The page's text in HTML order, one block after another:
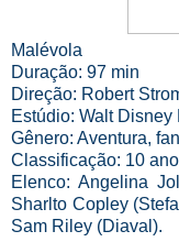
Malévola
Duração: 97 min
Direção: Robert
Estúdio: Walt Disney
Gênero: Aventura,
Classificação: 10
Elenco: Angelina
Sharlto Copley
Sam Riley (Diaval).